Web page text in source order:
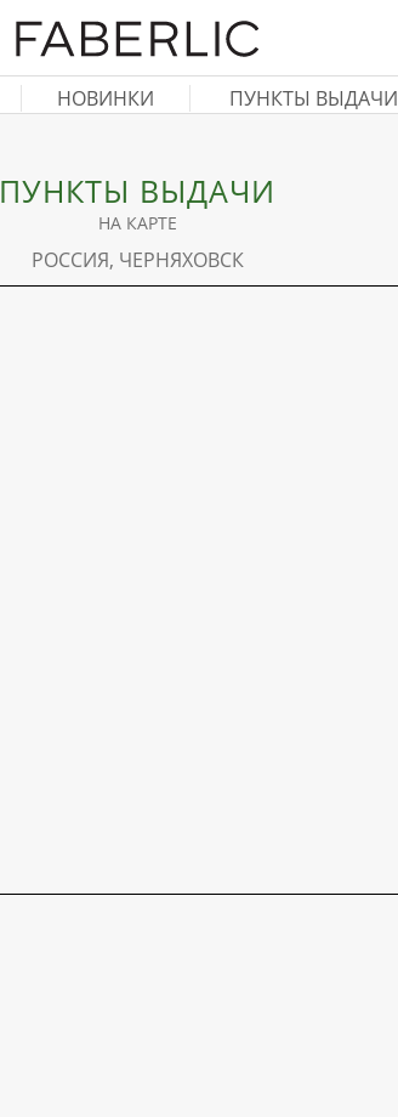
НОВИНКИ ПУНКТЫ ВЫДАЧИ
ПУНКТЫ ВЫДАЧИ
НА КАРТЕ
РОССИЯ, ЧЕРНЯХОВСК